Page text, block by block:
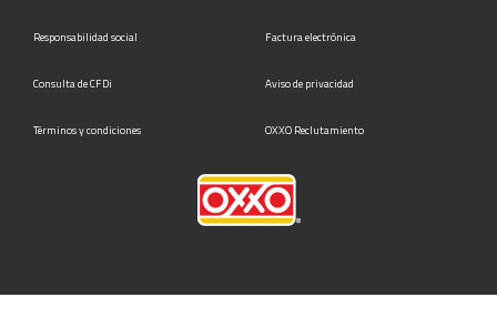
Responsabilidad social Factura electrónica
Consulta de CFDi Aviso de privacidad
Términos y condiciones OXXO Reclutamiento